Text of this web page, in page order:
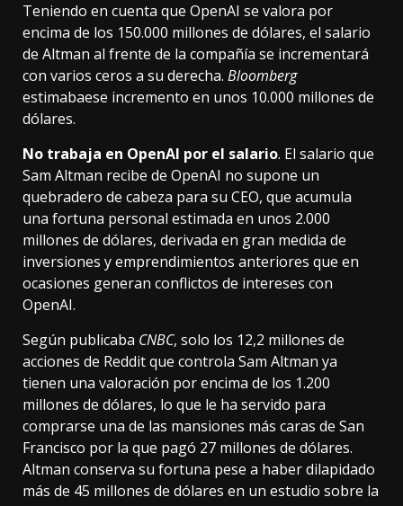
Teniendo en cuenta que OpenAI se valora por
encima de los 150.000 millones de dólares, el salario
de Altman al frente de la compañía se incrementará
con varios ceros a su derecha. Bloomberg
estimabaese incremento en unos 10.000 millones de
dólares.
No trabaja en OpenAI por el salario. El salario que
Sam Altman recibe de OpenAI no supone un
quebradero de cabeza para su CEO, que acumula
una fortuna personal estimada en unos 2.000
millones de dólares, derivada en gran medida de
inversiones y emprendimientos anteriores que en
ocasiones generan conflictos de intereses con
OpenAI.
Según publicaba CNBC, solo los 12,2 millones de
acciones de Reddit que controla Sam Altman ya
tienen una valoración por encima de los 1.200
millones de dólares, lo que le ha servido para
comprarse una de las mansiones más caras de San
Francisco por la que pagó 27 millones de dólares.
Altman conserva su fortuna pese a haber dilapidado
más de 45 millones de dólares en un estudio sobre la